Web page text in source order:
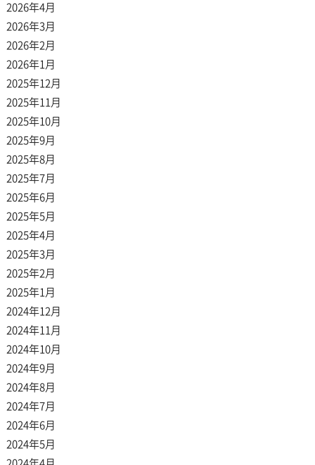
2026年4月
2026年3月
2026年2月
2026年1月
2025年12月
2025年11月
2025年10月
2025年9月
2025年8月
2025年7月
2025年6月
2025年5月
2025年4月
2025年3月
2025年2月
2025年1月
2024年12月
2024年11月
2024年10月
2024年9月
2024年8月
2024年7月
2024年6月
2024年5月